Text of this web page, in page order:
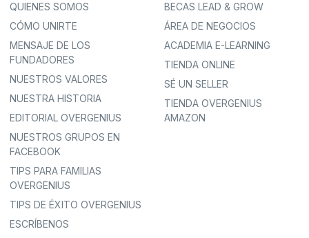
QUIENES SOMOS
CÓMO UNIRTE
MENSAJE DE LOS
FUNDADORES
NUESTROS VALORES
NUESTRA HISTORIA
EDITORIAL OVERGENIUS
NUESTROS GRUPOS EN
FACEBOOK
TIPS PARA FAMILIAS
OVERGENIUS
TIPS DE ÉXITO OVERGENIUS
ESCRÍBENOS
BECAS LEAD & GROW
ÁREA DE NEGOCIOS
ACADEMIA E-LEARNING
TIENDA ONLINE
SÉ UN SELLER
TIENDA OVERGENIUS
AMAZON